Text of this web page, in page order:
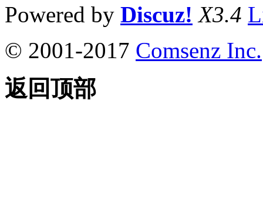
Powered by Discuz! X3.4
© 2001-2017 Comsenz Inc.
返回顶部